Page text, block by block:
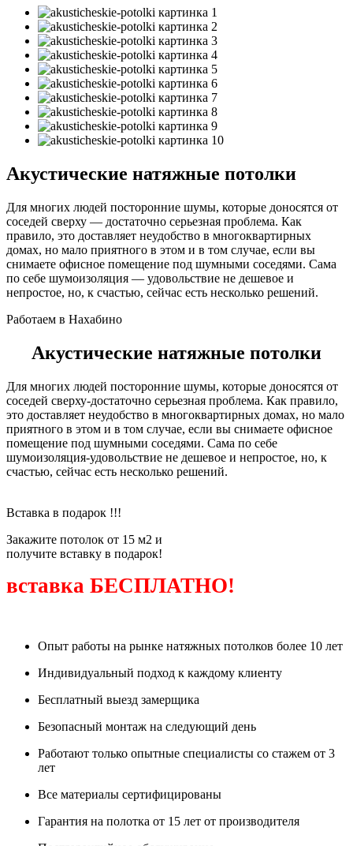
Акустические натяжные потолки
Для многих людей посторонние шумы, которые доносятся от
соседей сверху — достаточно серьезная проблема. Как
правило, это доставляет неудобство в многоквартирных
домах, но мало приятного в этом и в том случае, если вы
снимаете офисное помещение под шумными соседями. Сама
по себе шумоизоляция — удовольствие не дешевое и
непростое, но, к счастью, сейчас есть несколько решений.
Работаем в Нахабино
Акустические натяжные потолки
Для многих людей посторонние шумы, которые доносятся от
соседей сверху-достаточно серьезная проблема. Как правило,
это доставляет неудобство в многоквартирных домах, но мало
приятного в этом и в том случае, если вы снимаете офисное
помещение под шумными соседями. Сама по себе
шумоизоляция-удовольствие не дешевое и непростое, но, к
счастью, сейчас есть несколько решений.
Вставка в подарок !!!
Закажите потолок от 15 м2 и
получите вставку в подарок!
вставка БЕСПЛАТНО!
Опыт работы на рынке натяжных потолков более 10 лет
Индивидуальный подход к каждому клиенту
Бесплатный выезд замерщика
Безопасный монтаж на следующий день
Работают только опытные специалисты со стажем от 3
лет
Все материалы сертифицированы
Гарантия на полотка от 15 лет от производителя